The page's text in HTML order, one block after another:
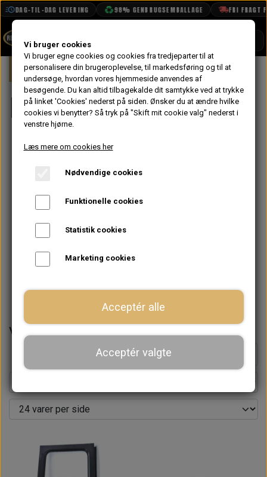
DAG-TIL-DAG LEVERING 98% GENBRUGSEMBALLAGE FRI FRAGT FRA
BOOK TID
PROJEKTER
TEKNISK DATA
VANDPOLERING
Forside Mini Karrosseri Bag
Bag
Varer
Forrige side Side 1 / 6
Vi bruger cookies
Vi bruger egne cookies og cookies fra tredjeparter til at
personalisere din brugeroplevelse, til markedsføring og til at
undersøge, hvordan vores hjemmeside anvendes af
besøgende. Du kan altid tilbagekalde dit samtykke ved at trykke
på linket 'Cookies' nederst på siden. Ønsker du at ændre hvilke
cookies vi benytter? Så tryk på "Skift mit cookie valg" nederst i
venstre hjørne.
Læs mere om cookies her
Nødvendige cookies
Funktionelle cookies
Statistik cookies
Marketing cookies
Acceptér alle
Acceptér valgte